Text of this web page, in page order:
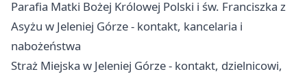
Parafia Matki Bożej Królowej Polski i św. Franciszka z
Asyżu w Jeleniej Górze - kontakt, kancelaria i
nabożeństwa
Straż Miejska w Jeleniej Górze - kontakt, dzielnicowi,